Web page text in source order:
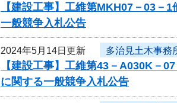
【建設工事】工維第MKH07－03
一般競争入札公告
2024年5月14日更新 多治見土木事務
【建設工事】工維第43－A030K
に関する一般競争入札公告